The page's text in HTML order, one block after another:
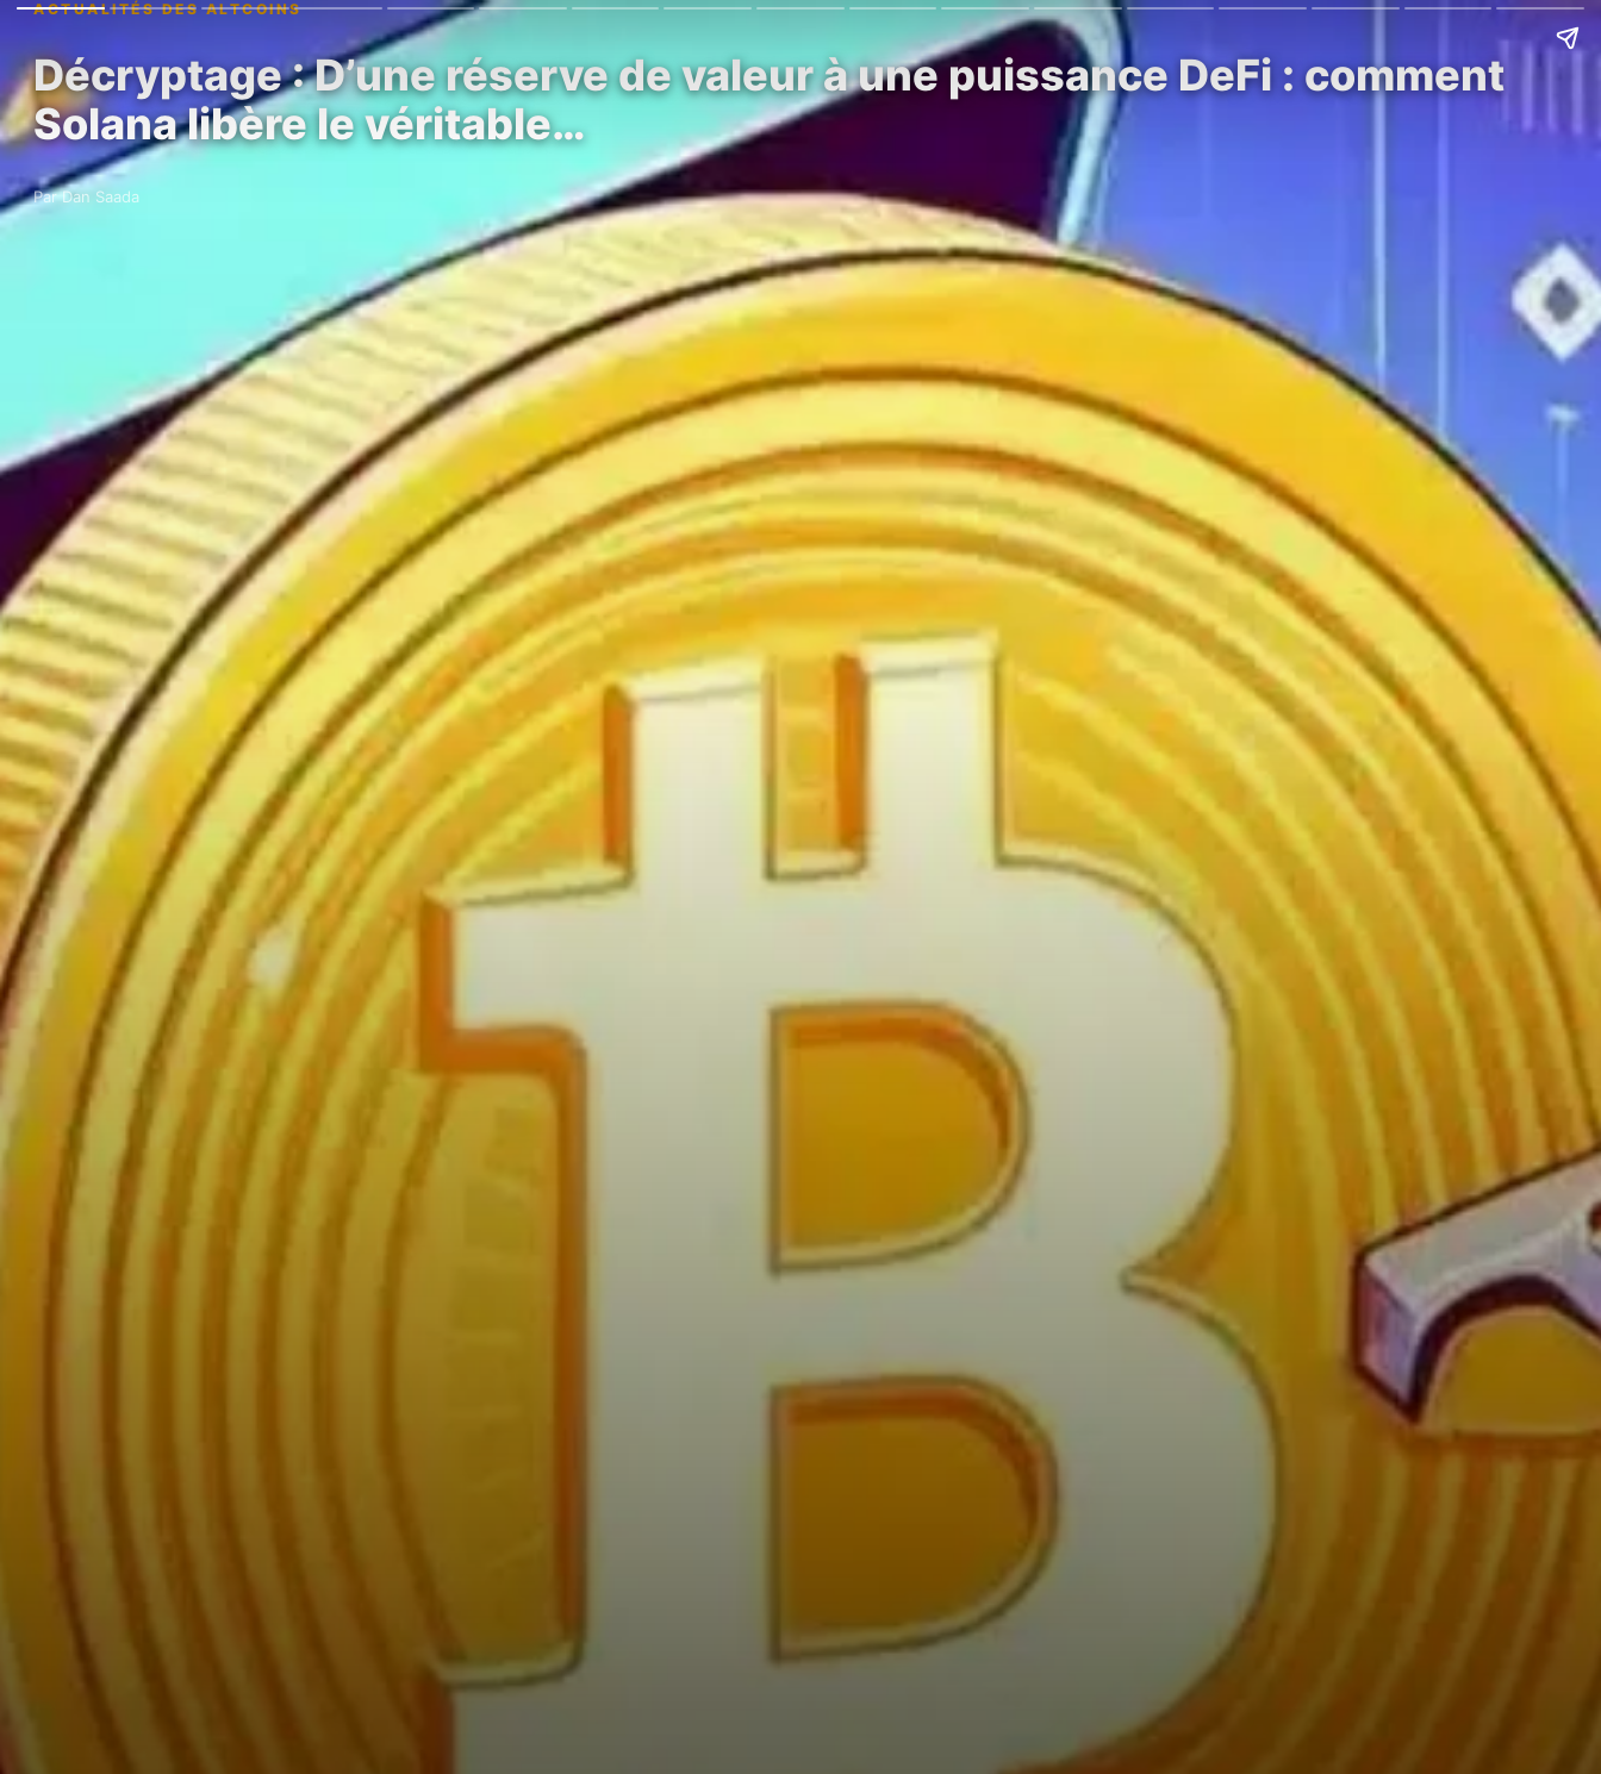
ACTUALITÉS DES ALTCOINS
Décryptage : D’une réserve de valeur à une puissance DeFi : comment
Solana libère le véritable…
Par Dan Saada